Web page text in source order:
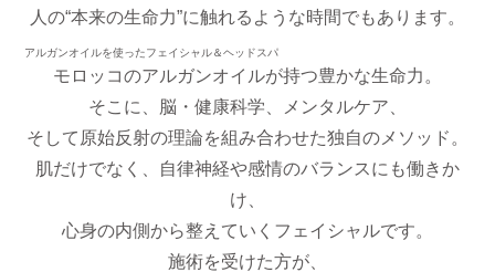
人の“本来の生命力”に触れるような時間でもあります。
アルガンオイルを使ったフェイシャル＆ヘッドスパ
モロッコのアルガンオイルが持つ豊かな生命力。
そこに、脳・健康科学、メンタルケア、
そして原始反射の理論を組み合わせた独自のメソッド。
肌だけでなく、自律神経や感情のバランスにも働きか
け、
心身の内側から整えていくフェイシャルです。
施術を受けた方が、